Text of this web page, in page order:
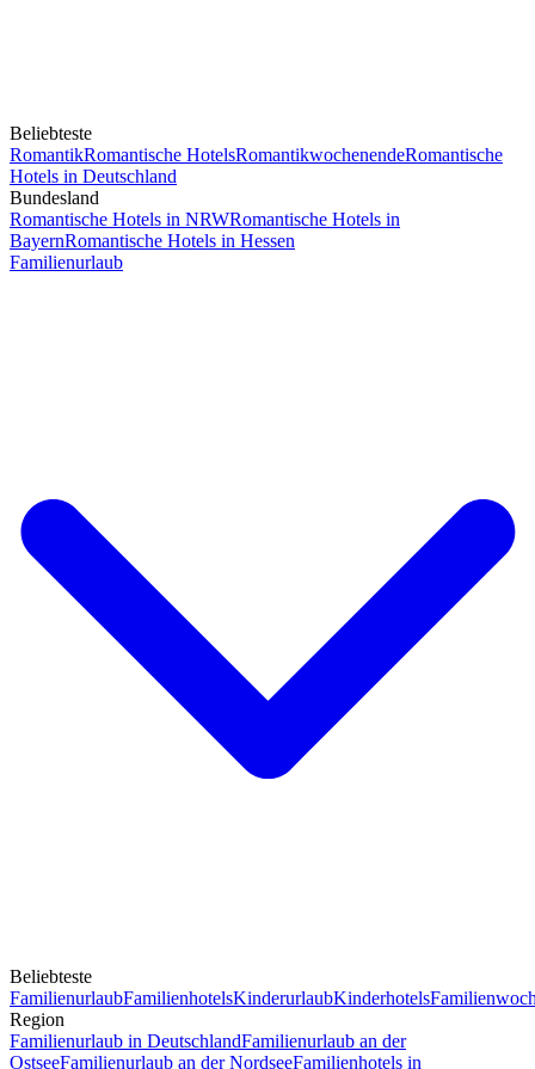
Beliebteste
RomantikRomantische HotelsRomantikwochenendeRomantische
Hotels in Deutschland
Bundesland
Romantische Hotels in NRWRomantische Hotels in
BayernRomantische Hotels in Hessen
Familienurlaub
Beliebteste
FamilienurlaubFamilienhotelsKinderurlaubKinderhotels
Region
Familienurlaub in DeutschlandFamilienurlaub an der
OstseeFamilienurlaub an der NordseeFamilienhotels in